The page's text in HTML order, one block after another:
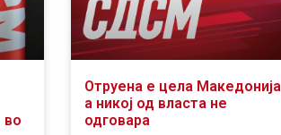
во
Отруена е цела Македонија
а никој од власта не
одговара